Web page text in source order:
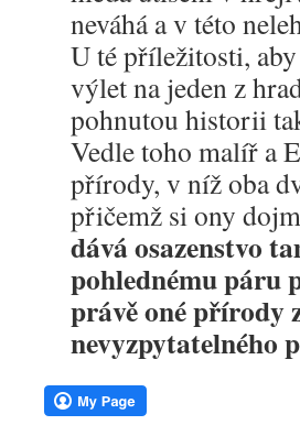
neváhá a v této
U té příležitosti,
výlet na jeden z
pohnutou historii
Vedle toho malíř a
přírody, v níž oba
přičemž si ony
dává osazenstvo
pohlednému páru
právě oné přírody
nevyzpytatelného